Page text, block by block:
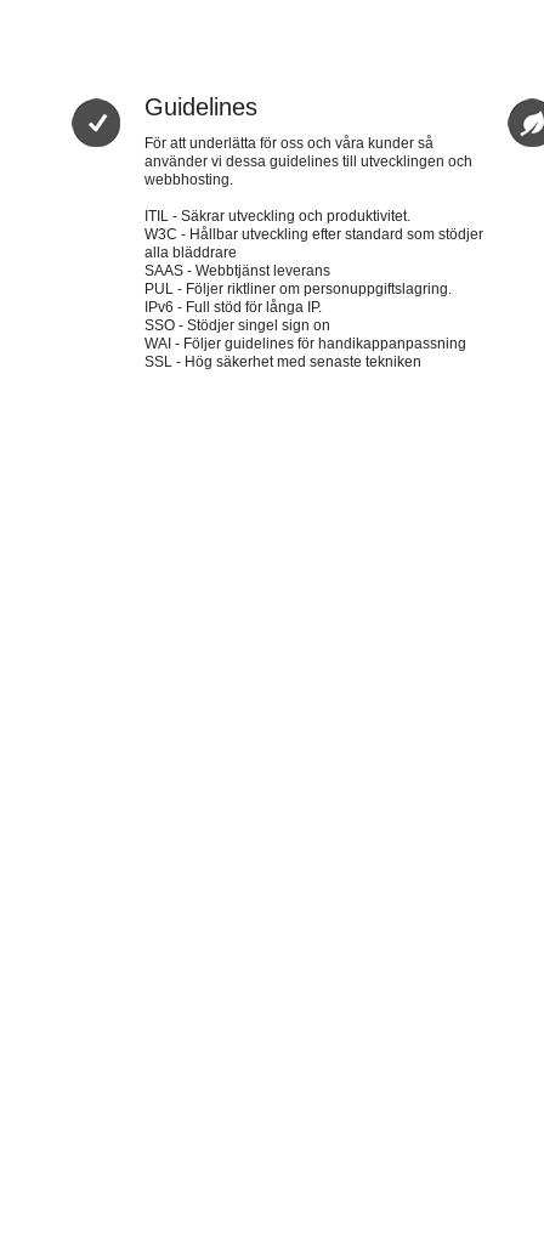
Guidelines
För att underlätta för oss och våra kunder så
använder vi dessa guidelines till utvecklingen och
webbhosting.
ITIL - Säkrar utveckling och produktivitet.
W3C - Hållbar utveckling efter standard som stödjer
alla bläddrare
SAAS - Webbtjänst leverans
PUL - Följer riktliner om personuppgiftslagring.
IPv6 - Full stöd för långa IP.
SSO - Stödjer singel sign on
WAI - Följer guidelines för handikappanpassning
SSL - Hög säkerhet med senaste tekniken